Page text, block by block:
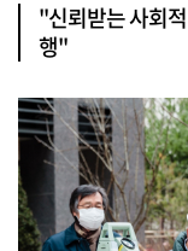
"신뢰받는 사회
행"